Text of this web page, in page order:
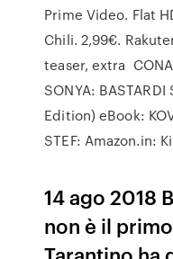
Prime Video. Flat
Chili. 2,99€.
teaser, extra
SONYA: BASTARDI
Edition) eBook:
STEF: Amazon.in:
14 ago 2018
non è il